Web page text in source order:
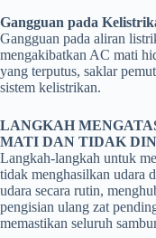
Gangguan pada
Gangguan pada aliran
mengakibatkan AC mati
yang terputus, saklar
sistem kelistrikan.
LANGKAH
MATI DAN TIDAK
Langkah-langkah untuk
tidak menghasilkan udara
udara secara rutin,
pengisian ulang zat
memastikan seluruh